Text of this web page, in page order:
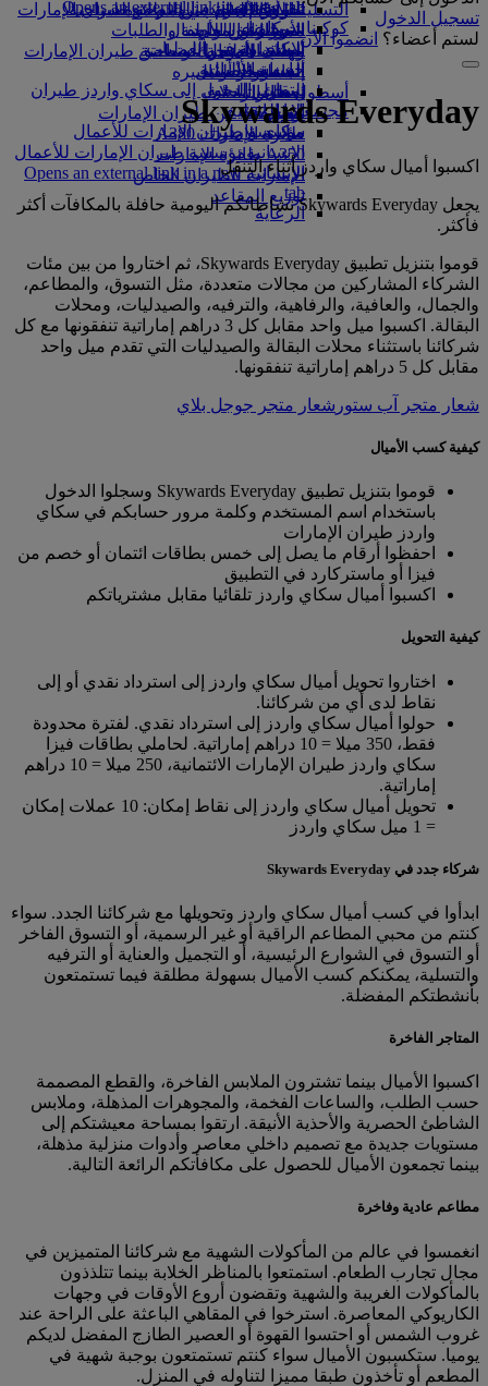
تناول الطعام في الدرجة السياحية
الممتازة
وجبات الدرجة السياحية
المشروبات
أسطول طائراتنا
بوينج 777
طائرة الإمارات A380
A350 طائرة الإمارات
الإمارات للطيران الخاص
توزيع المقاعد
السوق الحرة
متجرنا الرسمي
التسلية للأطفال
الترفيه عن الأطفال
ألعاب الأطفال
أنشطة للأطفال
in a new tab
كوكبنا
الاستدامة في العمليات
السياسة البيئية
التقارير البيئية
مجتمعاتنا المحلية
مؤسسة طيران الإمارات للأعمال
الإنسانيةمؤسسة طيران الإمارات للأعمال
الإنسانية Opens an external link in a new
tab
الرعاية
Opens an external link in a new tab
شركاؤنا
سكاي واردز رايل
حاسبة الأميال
تسجيل الدخول إلى سكاي واردز طيران
الإمارات
سكاي واردز+
السفر لأصحاب الهمم مع طيران الإمارات
المساعدة الخاصة والطلبات
تجربتكم على متن الطائرة
الأدوات والموارد
الهاتف المتحرك وتطبيق طيران الإمارات
إلغاء حجز أو تغييره
تعطل الرحلات
معلومات عن طيران الإمارات
تسجيل الدخول
لستم أعضاء؟ انضموا الآن
Skywards Everyday
اكسبوا أميال سكاي واردز أثناء التنقل
يجعل Skywards Everyday نشاطاتكم اليومية حافلة بالمكافآت أكثر
فأكثر.
قوموا بتنزيل تطبيق Skywards Everyday، ثم اختاروا من بين مئات
الشركاء المشاركين من مجالات متعددة، مثل التسوق، والمطاعم،
والجمال، والعافية، والرفاهية، والترفيه، والصيدليات، ومحلات
البقالة. اكسبوا ميل واحد مقابل كل 3 دراهم إماراتية تنفقونها مع كل
شركائنا باستثناء محلات البقالة والصيدليات التي تقدم ميل واحد
مقابل كل 5 دراهم إماراتية تنفقونها.
شعار متجر آب ستور شعار متجر جوجل بلاي
كيفية كسب الأميال
قوموا بتنزيل تطبيق Skywards Everyday وسجلوا الدخول
باستخدام اسم المستخدم وكلمة مرور حسابكم في سكاي
واردز طيران الإمارات
احفظوا أرقام ما يصل إلى خمس بطاقات ائتمان أو خصم من
فيزا أو ماستركارد في التطبيق
اكسبوا أميال سكاي واردز تلقائيا مقابل مشترياتكم
كيفية التحويل
اختاروا تحويل أميال سكاي واردز إلى استرداد نقدي أو إلى
نقاط لدى أي من شركائنا.
حولوا أميال سكاي واردز إلى استرداد نقدي. لفترة محدودة
فقط، 350 ميلا = 10 دراهم إماراتية. لحاملي بطاقات فيزا
سكاي واردز طيران الإمارات الائتمانية، 250 ميلا = 10 دراهم
إماراتية.
تحويل أميال سكاي واردز إلى نقاط إمكان: 10 عملات إمكان
= 1 ميل سكاي واردز
شركاء جدد في Skywards Everyday
ابدأوا في كسب أميال سكاي واردز وتحويلها مع شركائنا الجدد. سواء
كنتم من محبي المطاعم الراقية أو غير الرسمية، أو التسوق الفاخر
أو التسوق في الشوارع الرئيسية، أو التجميل والعناية أو الترفيه
والتسلية، يمكنكم كسب الأميال بسهولة مطلقة فيما تستمتعون
بأنشطتكم المفضلة.
المتاجر الفاخرة
اكسبوا الأميال بينما تشترون الملابس الفاخرة، والقطع المصممة
حسب الطلب، والساعات الفخمة، والمجوهرات المذهلة، وملابس
الشاطئ الحصرية والأحذية الأنيقة. ارتقوا بمساحة معيشتكم إلى
مستويات جديدة مع تصميم داخلي معاصر وأدوات منزلية مذهلة،
بينما تجمعون الأميال للحصول على مكافأتكم الرائعة التالية.
مطاعم عادية وفاخرة
انغمسوا في عالم من المأكولات الشهية مع شركائنا المتميزين في
مجال تجارب الطعام. استمتعوا بالمناظر الخلابة بينما تتلذذون
بالمأكولات الغريبة والشهية وتقضون أروع الأوقات في وجهات
الكاريوكي المعاصرة. استرخوا في المقاهي الباعثة على الراحة عند
غروب الشمس أو احتسوا القهوة أو العصير الطازج المفضل لديكم
يوميا. ستكسبون الأميال سواء كنتم تستمتعون بوجبة شهية في
المطعم أو تأخذون طبقا مميزا لتناوله في المنزل.